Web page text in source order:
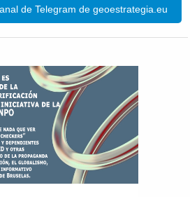
de Telegram de geoestrategia.eu